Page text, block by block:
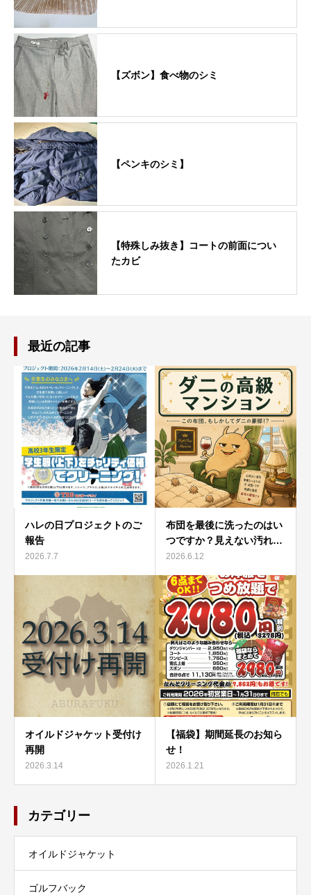
【ズボン】食べ物のシミ
【ペンキのシミ】
【特殊しみ抜き】コートの前面につい
たカビ
最近の記事
ハレの日プロジェクトのご
報告
2026.7.7
布団を最後に洗ったのはい
つですか？見えない汚れ…
2026.6.12
オイルドジャケット受付け
再開
2026.3.14
【福袋】期間延長のお知ら
せ！
2026.1.21
カテゴリー
オイルドジャケット
ゴルフバック